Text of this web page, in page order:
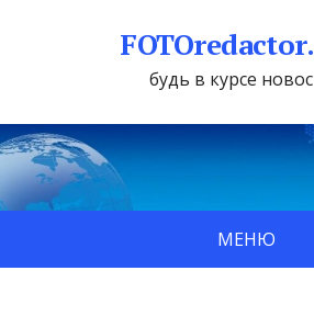
будь в курсе
МЕНЮ